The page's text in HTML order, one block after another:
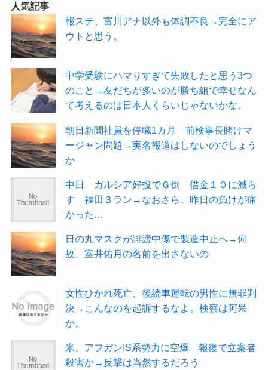
人気記事
報ステ、富川アナ以外も体調不良→完全にア
ウトと思う。
中学受験にハマりすぎて失敗したと思う3つ
のこと→友だちが多いのが勝ち組で幸せなん
て考えるのは日本人くらいじゃないかな。
朝日新聞社員を停職1カ月 前検事長賭けマ
ージャン問題→実名報道はしないのでしょう
か
中日 ガルシア好投でＧ倒 借金１０に減ら
す 福田３ラン→なおさら、昨日の負けが痛
かった…
日の丸マスクが誹謗中傷で製造中止へ→何
故、室井佑月の名前を出さないの
女性ひかれ死亡、後続車運転の男性に無罪判
決→こんなのを起訴するなよ。検察は阿呆
か。
米、アフガンIS系勢力に空爆 報復で立案者
殺害か→反撃は当然するだろう